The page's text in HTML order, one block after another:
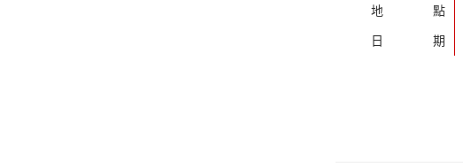
地點
日期